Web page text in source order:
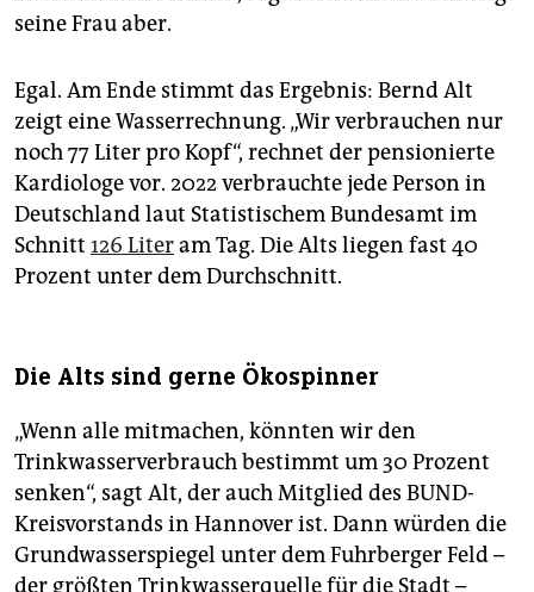
seine Frau aber.
Egal. Am Ende stimmt das Ergebnis: Bernd Alt
zeigt eine Wasserrechnung. „Wir verbrauchen nur
noch 77 Liter pro Kopf“, rechnet der pensionierte
Kardiologe vor. 2022 verbrauchte jede Person in
Deutschland laut Statistischem Bundesamt im
Schnitt 126 Literam Tag. Die Alts liegen fast 40
Prozent unter dem Durchschnitt.
Die Alts sind gerne Ökospinner
„Wenn alle mitmachen, könnten wir den
Trinkwasserverbrauch bestimmt um 30 Prozent
senken“, sagt Alt, der auch Mitglied des BUND-
Kreisvorstands in Hannover ist. Dann würden die
Grundwasserspiegel unter dem Fuhrberger Feld –
der größten Trinkwasserquelle für die Stadt –